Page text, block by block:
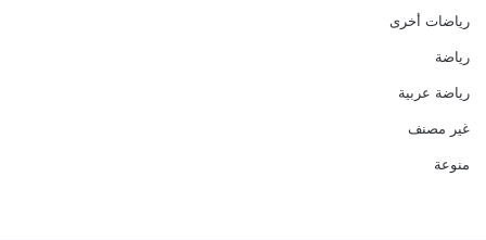
رياضات أخرى
رياضة
رياضة عربية
غير مصنف
منوعة